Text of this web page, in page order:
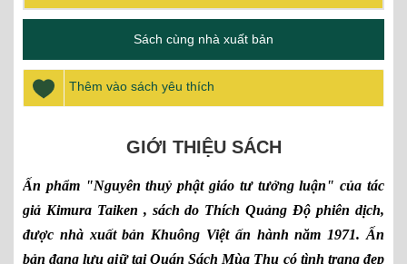
Sách cùng nhà xuất bản
Thêm vào sách yêu thích
GIỚI THIỆU SÁCH
Ấn phẩm "Nguyên thuỷ phật giáo tư tưởng luận" của tác
giả Kimura Taiken , sách do Thích Quảng Độ phiên dịch,
được nhà xuất bản Khuông Việt ấn hành năm 1971. Ấn
bản đang lưu giữ tại Quán Sách Mùa Thu có tình trạng đẹp